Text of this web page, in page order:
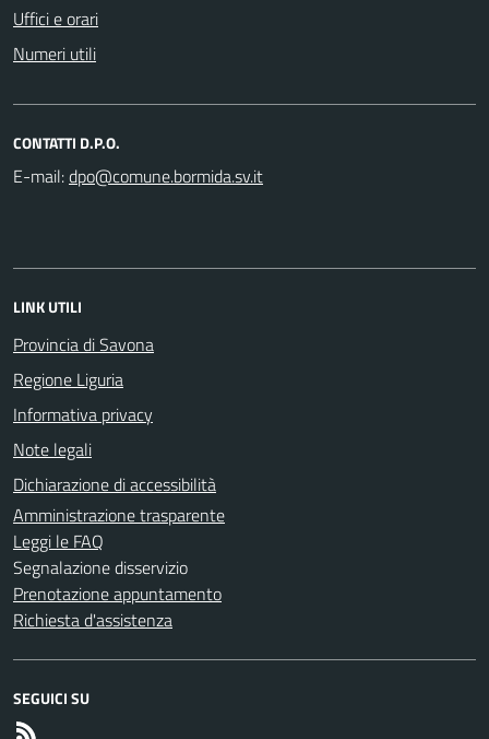
Uffici e orari
Numeri utili
CONTATTI D.P.O.
E-mail:
LINK UTILI
Provincia di Savona
Regione Liguria
Informativa privacy
Note legali
Dichiarazione di accessibilità
Amministrazione trasparente
Leggi le FAQ
Segnalazione disservizio
Prenotazione appuntamento
Richiesta d'assistenza
SEGUICI SU